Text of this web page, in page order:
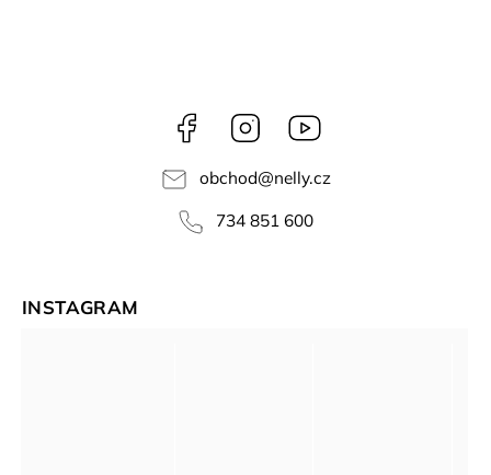
Facebook Instagram
obchod@nelly.cz
734 851 600
INSTAGRAM